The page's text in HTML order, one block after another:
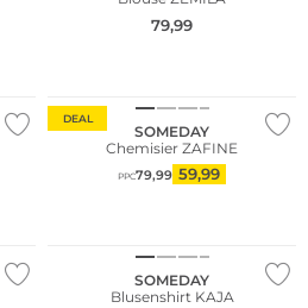
79,99
DEAL
SOMEDAY
Chemisier ZAFINE
PPC79,99 59,99
SOMEDAY
Blusenshirt KAJA